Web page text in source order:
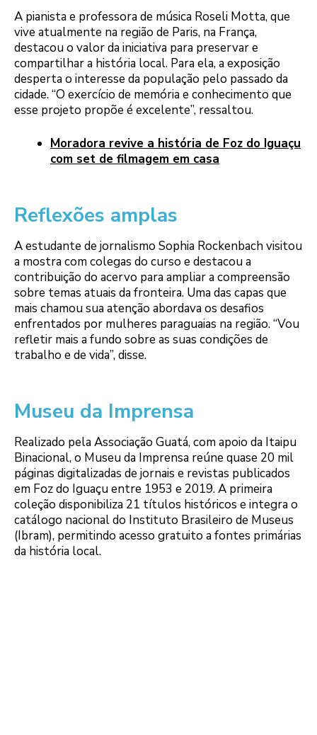
A pianista e professora de música Roseli Motta, que
vive atualmente na região de Paris, na França,
destacou o valor da iniciativa para preservar e
compartilhar a história local. Para ela, a exposição
desperta o interesse da população pelo passado da
cidade. “O exercício de memória e conhecimento que
esse projeto propõe é excelente”, ressaltou.
Moradora revive a história de Foz do Iguaçu
com set de filmagem em casa
Reflexões amplas
A estudante de jornalismo Sophia Rockenbach visitou
a mostra com colegas do curso e destacou a
contribuição do acervo para ampliar a compreensão
sobre temas atuais da fronteira. Uma das capas que
mais chamou sua atenção abordava os desafios
enfrentados por mulheres paraguaias na região. “Vou
refletir mais a fundo sobre as suas condições de
trabalho e de vida”, disse.
Museu da Imprensa
Realizado pela Associação Guatá, com apoio da Itaipu
Binacional, o Museu da Imprensa reúne quase 20 mil
páginas digitalizadas de jornais e revistas publicados
em Foz do Iguaçu entre 1953 e 2019. A primeira
coleção disponibiliza 21 títulos históricos e integra o
catálogo nacional do Instituto Brasileiro de Museus
(Ibram), permitindo acesso gratuito a fontes primárias
da história local.